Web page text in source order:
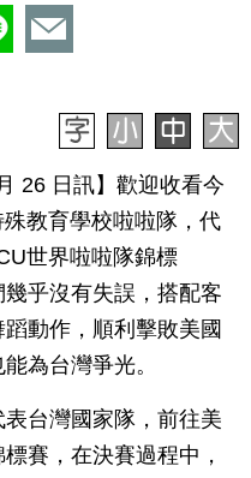
26 日訊】歡迎收看今
教育學校啦啦隊，代
世界啦啦隊錦標
乎沒有失誤，搭配客
動作，順利擊敗美國
為台灣爭光。
台灣國家隊，前往美
賽，在決賽過程中，